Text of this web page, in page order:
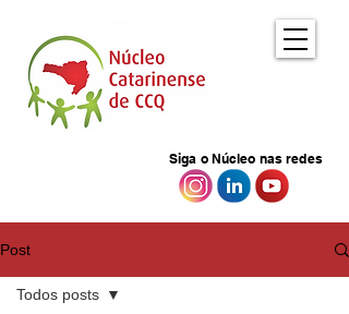
Siga o Núcleo nas redes
Post
Todos posts